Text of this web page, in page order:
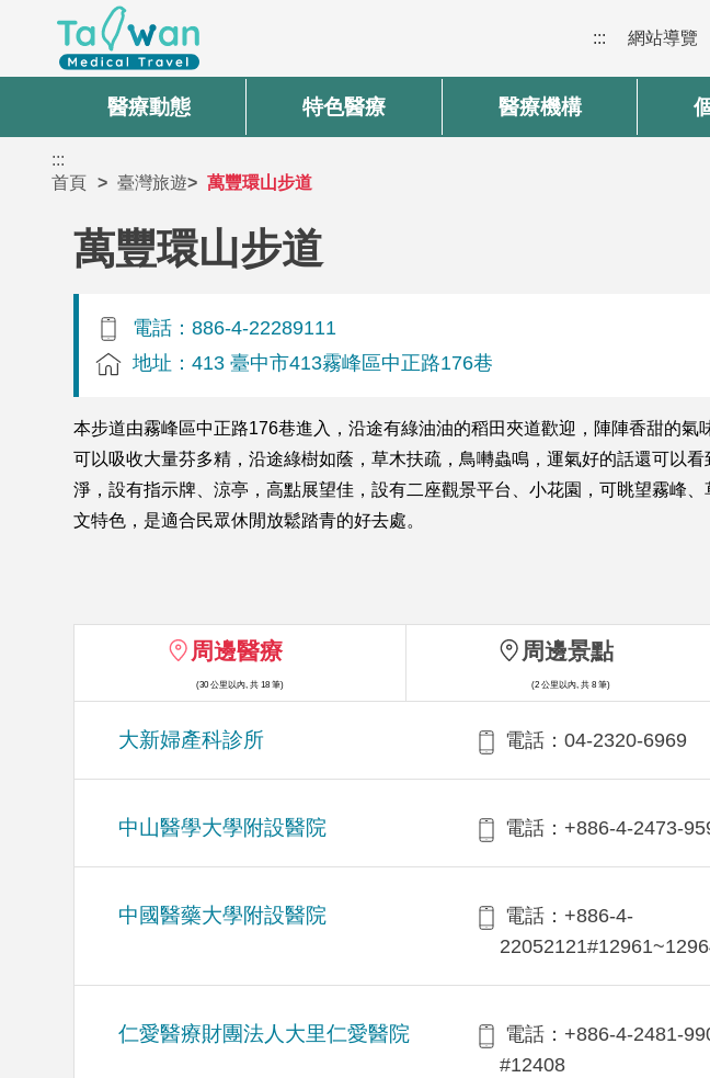
::: 網站導覽
醫療動態 特色醫療 醫療機構
:::
首頁
臺灣旅遊 萬豐環山步道
萬豐環山步道
電話：886-4-22289111
地址：413 臺中市413霧峰區中正路176巷
本步道由霧峰區中正路176巷進入，沿途有綠油油的稻田夾道歡迎，陣陣香甜的
可以吸收大量芬多精，沿途綠樹如蔭，草木扶疏，鳥囀蟲鳴，運氣好的話還可以
淨，設有指示牌、涼亭，高點展望佳，設有二座觀景平台、小花園，可眺望霧峰
文特色，是適合民眾休閒放鬆踏青的好去處。
周邊醫療
(30 公里以內, 共 18 筆)
大新婦產科診所 電話：04-2320-6969
中山醫學大學附設醫院 電話：+886-4-2473-
中國醫藥大學附設醫院
電話：+886-4-
仁愛醫療財團法人大里仁愛醫院
電話：+886-4-2481-
#12408
周邊景點
(2 公里以內, 共 8 筆)